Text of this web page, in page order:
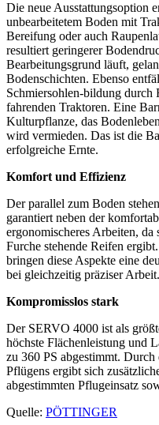
Die neue Ausstattungsoption
unbearbeitetem Boden mit
Bereifung oder auch
resultiert geringerer
Bearbeitungsgrund läuft,
Bodenschichten. Ebenso
Schmiersohlen-bildung durch
fahrenden Traktoren. Eine
Kulturpflanze, das
wird vermieden. Das ist die
erfolgreiche Ernte.
Komfort und Effizienz
Der parallel zum Boden
garantiert neben der
ergonomischeres Arbeiten,
Furche stehende Reifen
bringen diese Aspekte eine
bei gleichzeitig präziser Arbeit.
Kompromisslos stark
Der SERVO 4000 ist als
höchste Flächenleistung und
zu 360 PS abgestimmt.
Pflügens ergibt sich
abgestimmten Pflugeinsatz
Quelle: PÖTTINGER